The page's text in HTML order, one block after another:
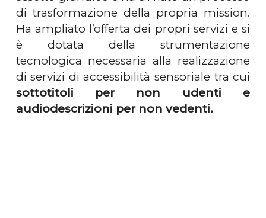
di trasformazione della propria mission.
Ha ampliato l’offerta dei propri servizi e si
è dotata della strumentazione
tecnologica necessaria alla realizzazione
di servizi di accessibilità sensoriale tra cui
sottotitoli per non udenti e
audiodescrizioni per non vedenti.